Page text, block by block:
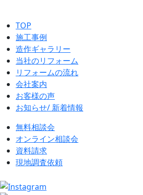
TOP
施工事例
造作ギャラリー
当社のリフォーム
リフォームの流れ
会社案内
お客様の声
お知らせ/ 新着情報
無料相談会
オンライン相談会
資料請求
現地調査依頼